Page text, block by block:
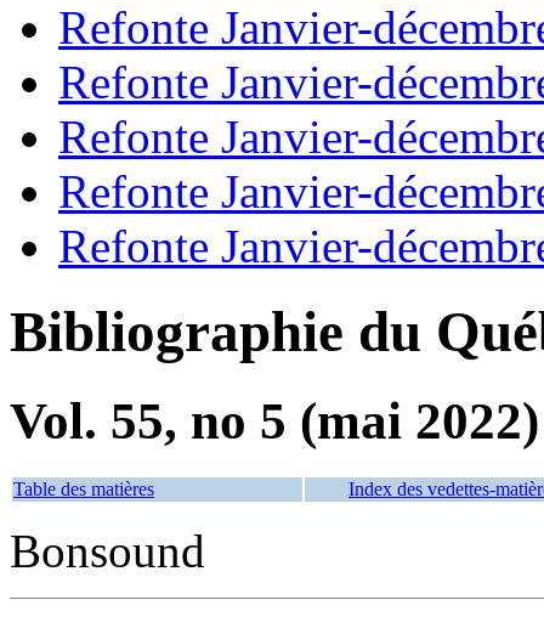
Refonte Janvier-
Refonte Janvier-
Refonte Janvier-
Refonte Janvier-
Refonte Janvier-
Bibliographie du
Vol. 55, no 5 (mai 2022)
Table des matières Index des vedettes-
Bonsound